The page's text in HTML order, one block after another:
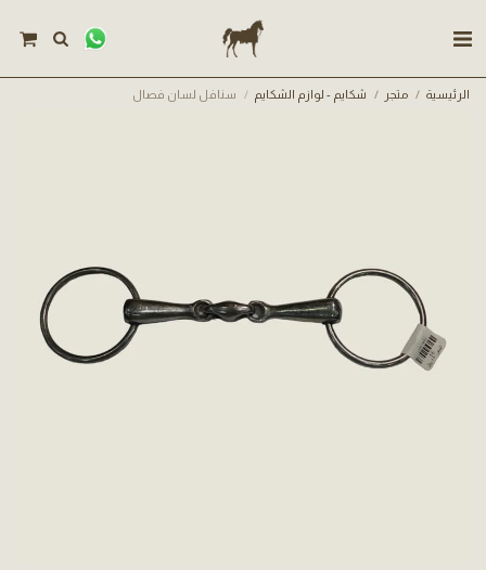
الرئيسية متجر شكايم - لوازم الشكايم سنافل لسان فصال